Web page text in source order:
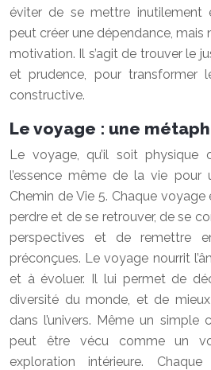
éviter de se mettre inutilement
peut créer une dépendance, mais
motivation. Il s’agit de trouver le
et prudence, pour transformer
constructive.
Le voyage : une
Le voyage, qu’il soit physique
l’essence même de la vie pour
Chemin de Vie 5. Chaque
perdre et de se retrouver, de se
perspectives et de remettre
préconçues. Le voyage nourrit
et à évoluer. Il lui permet de
diversité du monde, et de
dans l’univers. Même un simple
peut être vécu comme un
exploration intérieure.